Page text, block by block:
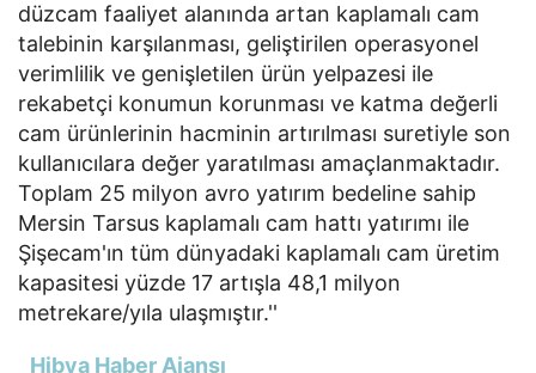
düzcam faaliyet alanında artan kaplamalı cam
talebinin karşılanması, geliştirilen operasyonel
verimlilik ve genişletilen ürün yelpazesi ile
rekabetçi konumun korunması ve katma değerli
cam ürünlerinin hacminin artırılması suretiyle son
kullanıcılara değer yaratılması amaçlanmaktadır.
Toplam 25 milyon avro yatırım bedeline sahip
Mersin Tarsus kaplamalı cam hattı yatırımı ile
Şişecam'ın tüm dünyadaki kaplamalı cam üretim
kapasitesi yüzde 17 artışla 48,1 milyon
metrekare/yıla ulaşmıştır.''
Hibya Haber Ajansı